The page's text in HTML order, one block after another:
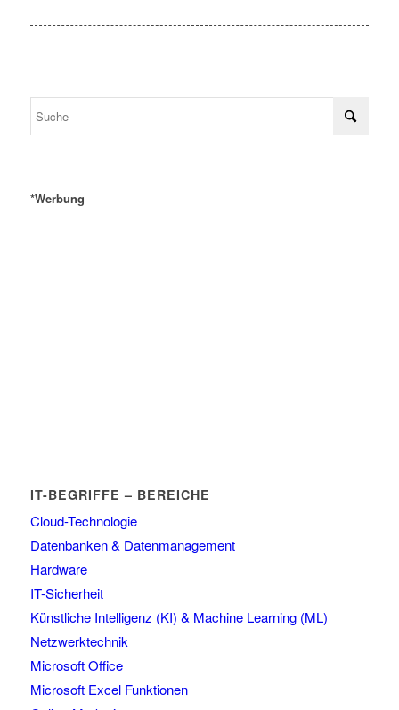
*Werbung
IT-BEGRIFFE – BEREICHE
Cloud-Technologie
Datenbanken & Datenmanagement
Hardware
IT-Sicherheit
Künstliche Intelligenz (KI) & Machine Learning (ML)
Netzwerktechnik
Microsoft Office
Microsoft Excel Funktionen